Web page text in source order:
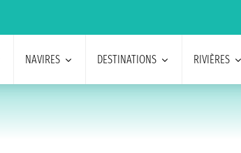
NAVIRES DESTINATIONS RIVIÈRES